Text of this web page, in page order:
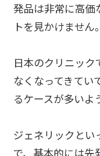
発品は非常に高価
トを見かけません。
日本のクリニッ
なくなってきてい
るケースが多いよ
ジェネリックとい